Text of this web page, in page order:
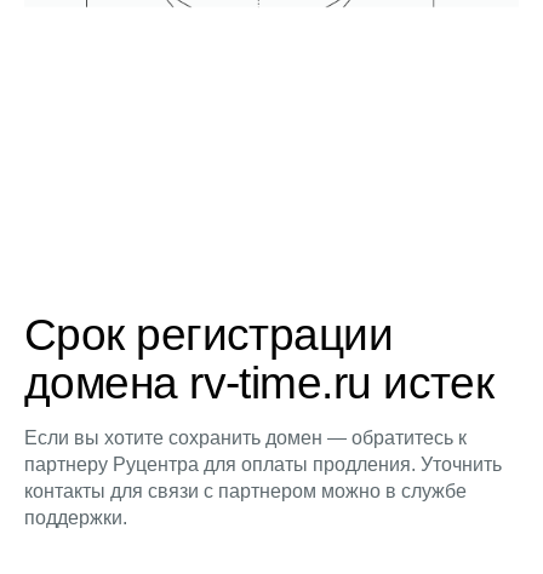
Срок регистрации
домена rv-time.ru истек
Если вы хотите сохранить домен — обратитесь к
партнеру Руцентра для оплаты продления. Уточнить
контакты для связи с партнером можно в службе
поддержки.